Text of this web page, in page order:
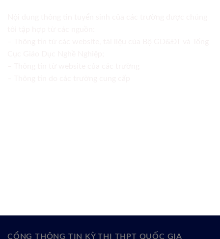
CỔNG THÔNG TIN KỲ THI THPT QUỐC GIA